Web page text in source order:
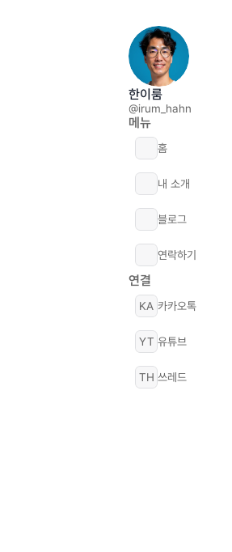
한이룸
@irum_hahn
메뉴
홈
내 소개
블로그
연락하기
연결
KA 카카오톡
YT 유튜브
TH 쓰레드